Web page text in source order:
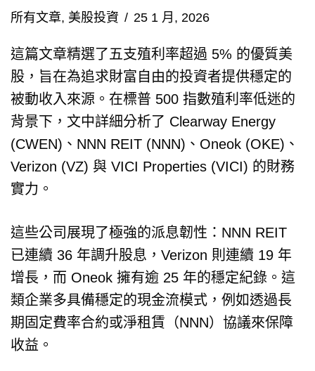
所有文章, 美股投資 25 1 月, 2026
這篇文章精選了五支殖利率超過 5% 的優質美
股，旨在為追求財富自由的投資者提供穩定的
被動收入來源。在標普 500 指數殖利率低迷的
背景下，文中詳細分析了 Clearway Energy
(CWEN)、NNN REIT (NNN)、Oneok (OKE)、
Verizon (VZ) 與 VICI Properties (VICI) 的財務
實力。
這些公司展現了極強的派息韌性：NNN REIT
已連續 36 年調升股息，Verizon 則連續 19 年
增長，而 Oneok 擁有逾 25 年的穩定紀錄。這
類企業多具備穩定的現金流模式，例如透過長
期固定費率合約或淨租賃（NNN）協議來保障
收益。